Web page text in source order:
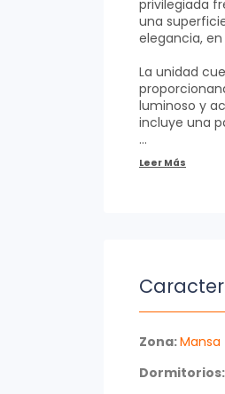
privilegiada
una
elegancia,
La unidad
luminoso y
incluye una
La cocina
microondas,
residentes.
solarium.
salón de
horas,
Zona:Mansa
Dormitorios: